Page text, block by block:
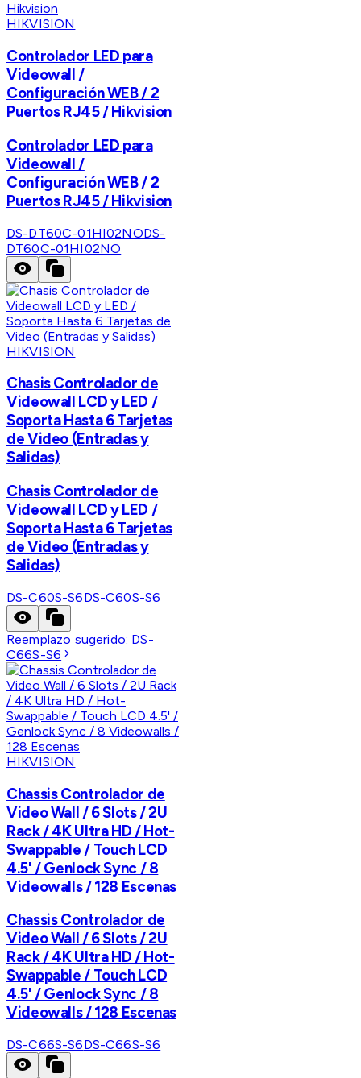
HIKVISION
Controlador LED para
Videowall /
Configuración WEB / 2
Puertos RJ45 / Hikvision
Controlador LED para
Videowall /
Configuración WEB / 2
Puertos RJ45 / Hikvision
DS-DT60C-01HI02NODS-
DT60C-01HI02NO
HIKVISION
Chasis Controlador de
Videowall LCD y LED /
Soporta Hasta 6 Tarjetas
de Video (Entradas y
Salidas)
Chasis Controlador de
Videowall LCD y LED /
Soporta Hasta 6 Tarjetas
de Video (Entradas y
Salidas)
DS-C60S-S6DS-C60S-S6
Reemplazo sugerido: DS-
C66S-S6
HIKVISION
Chassis Controlador de
Video Wall / 6 Slots / 2U
Rack / 4K Ultra HD / Hot-
Swappable / Touch LCD
4.5' / Genlock Sync / 8
Videowalls / 128 Escenas
Chassis Controlador de
Video Wall / 6 Slots / 2U
Rack / 4K Ultra HD / Hot-
Swappable / Touch LCD
4.5' / Genlock Sync / 8
Videowalls / 128 Escenas
DS-C66S-S6DS-C66S-S6